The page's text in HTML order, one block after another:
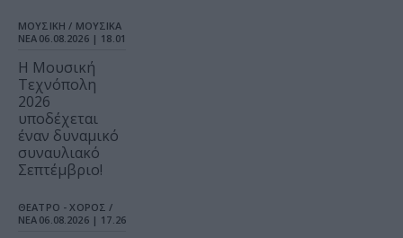
ΜΟΥΣΙΚΗ / ΜΟΥΣΙΚΑ
ΝΕΑ 06.08.2026 | 18.01
Η Μουσική
Τεχνόπολη
2026
υποδέχεται
έναν δυναμικό
συναυλιακό
Σεπτέμβριο!
ΘΕΑΤΡΟ - ΧΟΡΟΣ /
ΝΕΑ 06.08.2026 | 17.26